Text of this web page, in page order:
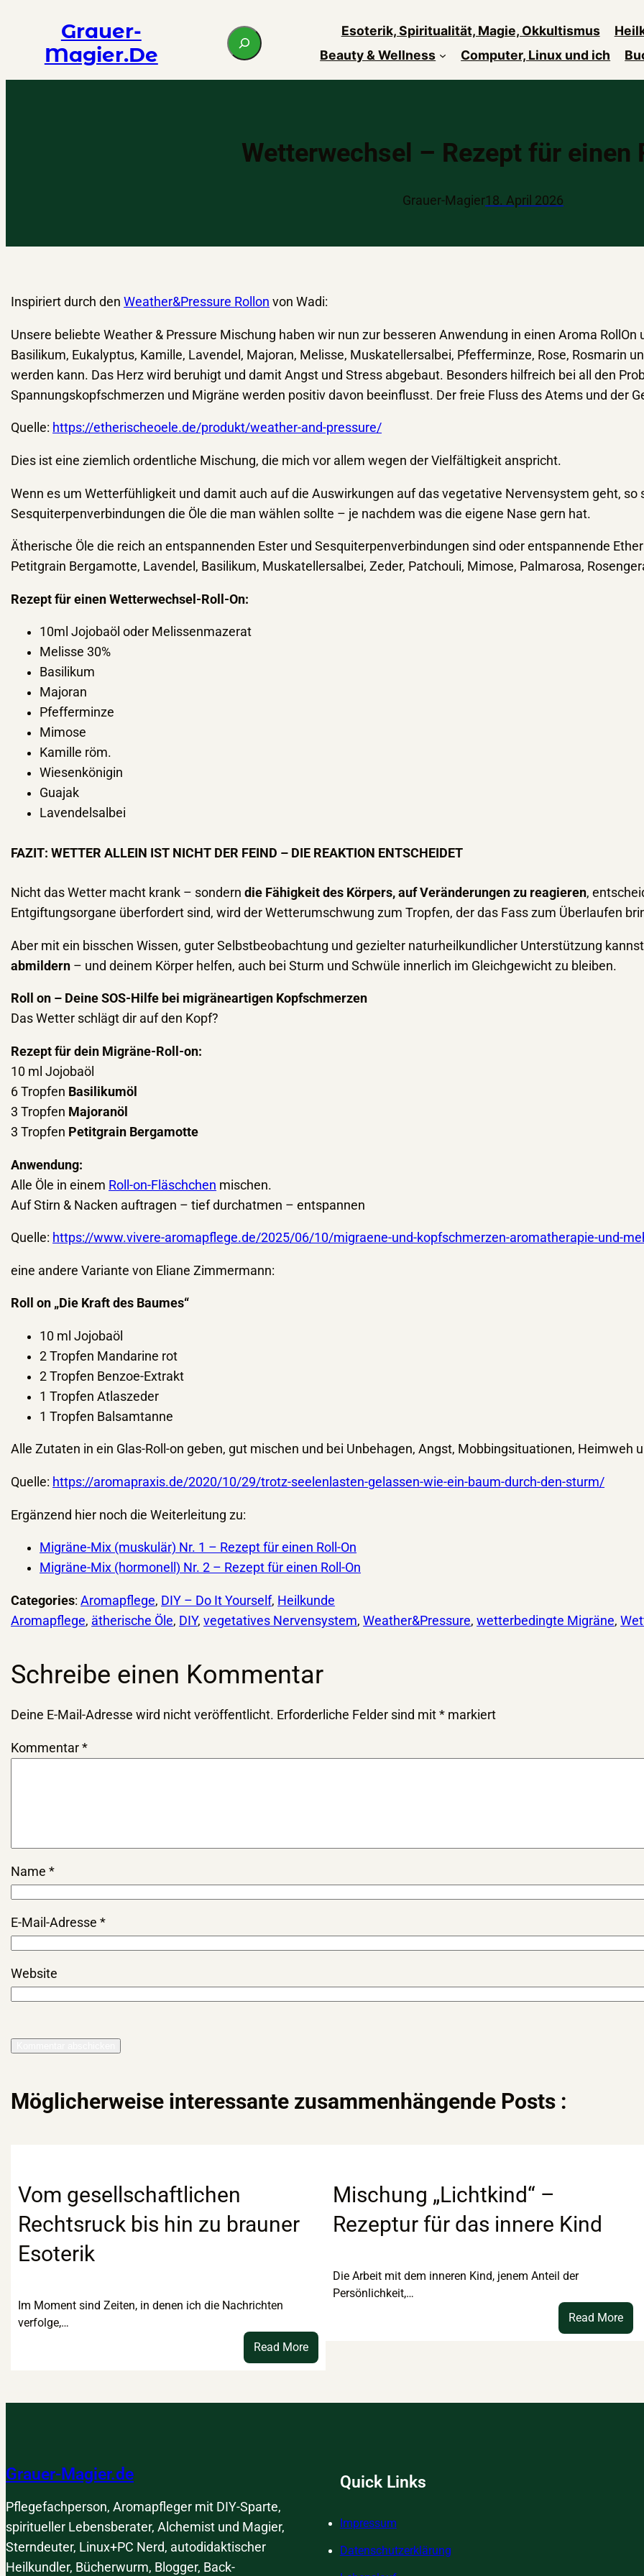
springen
Grauer-
Magier.de
S
e
Esoterik, Spiritualität, Magie, Okkultismus
Beauty & Wellness
Computer, Linux und ich
Wetterwechsel – Rezept für einen
Grauer-Magier18. April 2026
Inspiriert durch denWeather&Pressure Rollon von Wadi:
Unsere beliebte Weather & Pressure Mischung haben wir nun zur besseren Anwendung in einen Aroma
Basilikum, Eukalyptus, Kamille, Lavendel, Majoran, Melisse, Muskatellersalbei, Pfefferminze, Rose, Rosmarin
werden kann. Das Herz wird beruhigt und damit Angst und Stress abgebaut. Besonders hilfreich bei all den
Spannungskopfschmerzen und Migräne werden positiv davon beeinflusst. Der freie Fluss des Atems und der
Quelle: https://etherischeoele.de/produkt/weather-and-pressure/
Dies ist eine ziemlich ordentliche Mischung, die mich vor allem wegen der Vielfältigkeit anspricht.
Wenn es um Wetterfühligkeit und damit auch auf die Auswirkungen auf das vegetative Nervensystem geht,
Sesquiterpenverbindungen die Öle die man wählen sollte – je nachdem was die eigene Nase gern hat.
Ätherische Öle die reich an entspannenden Ester und Sesquiterpenverbindungen sind oder entspannende
Petitgrain Bergamotte, Lavendel, Basilikum, Muskatellersalbei, Zeder, Patchouli, Mimose, Palmarosa,
Rezept für einen Wetterwechsel-Roll-On:
10ml Jojobaöl oder Melissenmazerat
Melisse 30%
Basilikum
Majoran
Pfefferminze
Mimose
Kamille röm.
Wiesenkönigin
Guajak
Lavendelsalbei
FAZIT: WETTER ALLEIN IST NICHT DER FEIND – DIE REAKTION ENTSCHEIDET
Nicht das Wetter macht krank – sonderndie Fähigkeit des Körpers, auf Veränderungen zu reagieren,
Entgiftungsorgane überfordert sind, wird der Wetterumschwung zum Tropfen, der das Fass zum Überlaufen
Aber mit ein bisschen Wissen, guter Selbstbeobachtung und gezielter naturheilkundlicher Unterstützung
abmildern – und deinem Körper helfen, auch bei Sturm und Schwüle innerlich im Gleichgewicht zu bleiben.
Roll on – Deine SOS-Hilfe bei migräneartigen Kopfschmerzen
Das Wetter schlägt dir auf den Kopf?
Rezept für dein Migräne-Roll-on:
10 ml Jojobaöl
6 Tropfen Basilikumöl
3 Tropfen Majoranöl
3 Tropfen Petitgrain Bergamotte
Anwendung:
Alle Öle in einem Roll-on-Fläschchen mischen.
Auf Stirn & Nacken auftragen – tief durchatmen – entspannen
Quelle: https://www.vivere-aromapflege.de/2025/06/10/migraene-und-kopfschmerzen-aromatherapie-und-
eine andere Variante von Eliane Zimmermann:
Roll on „Die Kraft des Baumes“
10 ml Jojobaöl
2 Tropfen Mandarine rot
2 Tropfen Benzoe-Extrakt
1 Tropfen Atlaszeder
1 Tropfen Balsamtanne
Alle Zutaten in ein Glas-Roll-on geben, gut mischen und bei Unbehagen, Angst, Mobbingsituationen, Heimweh
Quelle: https://aromapraxis.de/2020/10/29/trotz-seelenlasten-gelassen-wie-ein-baum-durch-den-sturm/
Ergänzend hier noch die Weiterleitung zu:
Migräne-Mix (muskulär) Nr. 1 – Rezept für einen Roll-On
Migräne-Mix (hormonell) Nr. 2 – Rezept für einen Roll-On
Categories:Aromapflege, DIY – Do It Yourself, Heilkunde
Aromapflege, ätherische Öle, DIY, vegetatives Nervensystem, Weather&Pressure, wetterbedingte Migräne,
Schreibe einen Kommentar
Deine E-Mail-Adresse wird nicht veröffentlicht. Erforderliche Felder sind mit* markiert
Kommentar*
Name*
E-Mail-Adresse*
Website
Möglicherweise interessante zusammenhängende Posts :
Vom gesellschaftlichen
Rechtsruck bis hin zu brauner
Esoterik
Im Moment sind Zeiten, in denen ich die Nachrichten
verfolge,…
Read More:
Vom
Esoterik
Mischung „Lichtkind“ –
Rezeptur für das innere Kind
Die Arbeit mit dem inneren Kind, jenem Anteil der
Persönlichkeit,…
Read More:
für
Grauer-Magier.de
Pflegefachperson, Aromapfleger mit DIY-Sparte,
spiritueller Lebensberater, Alchemist und Magier,
Sterndeuter, Linux+PC Nerd, autodidaktischer
Heilkundler, Bücherwurm, Blogger, Back-
Quick Links
Impressum
Datenschutzerklärung